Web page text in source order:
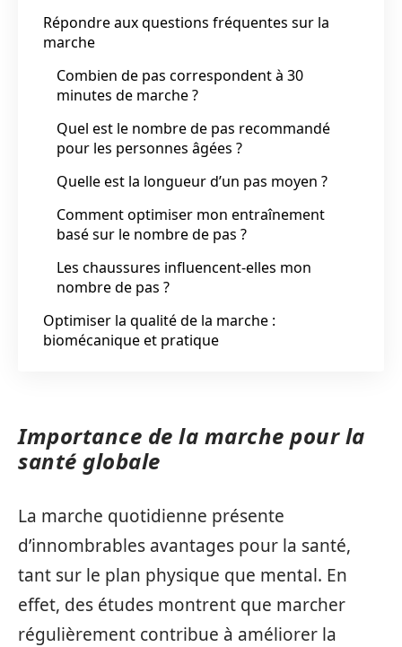
Répondre aux questions fréquentes sur la
marche
Combien de pas correspondent à 30
minutes de marche ?
Quel est le nombre de pas recommandé
pour les personnes âgées ?
Quelle est la longueur d’un pas moyen ?
Comment optimiser mon entraînement
basé sur le nombre de pas ?
Les chaussures influencent-elles mon
nombre de pas ?
Optimiser la qualité de la marche :
biomécanique et pratique
Importance de la marche pour la
santé globale
La marche quotidienne présente
d’innombrables avantages pour la santé,
tant sur le plan physique que mental. En
effet, des études montrent que marcher
régulièrement contribue à améliorer la